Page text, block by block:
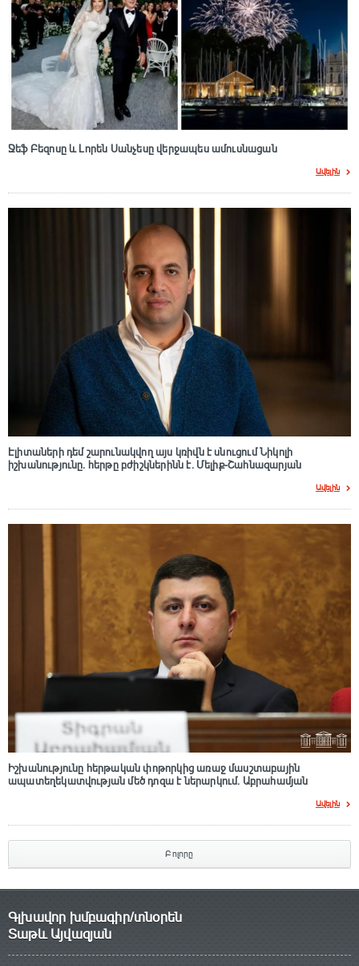
Ջեֆ Բեզոսը և Լորեն Սանչեսը վերջապես ամուսնացան
Ավելին
Էլիտաների դեմ շարունակվող այս կռիվն է սնուցում Նիկոլի
իշխանությունը. հերթը բժիշկներինն է. Մելիք-Շահնազարյան
Ավելին
Իշխանությունը հերթական փոթորկից առաջ մասշտաբային
ապատեղեկատվության մեծ դnզա է ներարկում․ Աբրահամյան
Ավելին
Բոլորը
Գլխավոր խմբագիր/տնօրեն
Տաթև Այվազյան